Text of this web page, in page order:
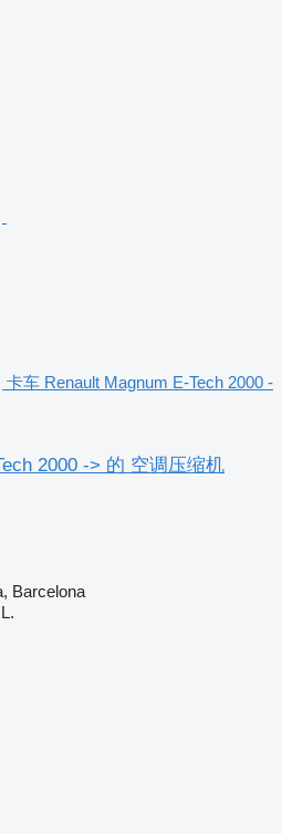
卡车 Renault Magnum E-Tech 2000 -
2000 -> 的 空调压缩机
Barcelona